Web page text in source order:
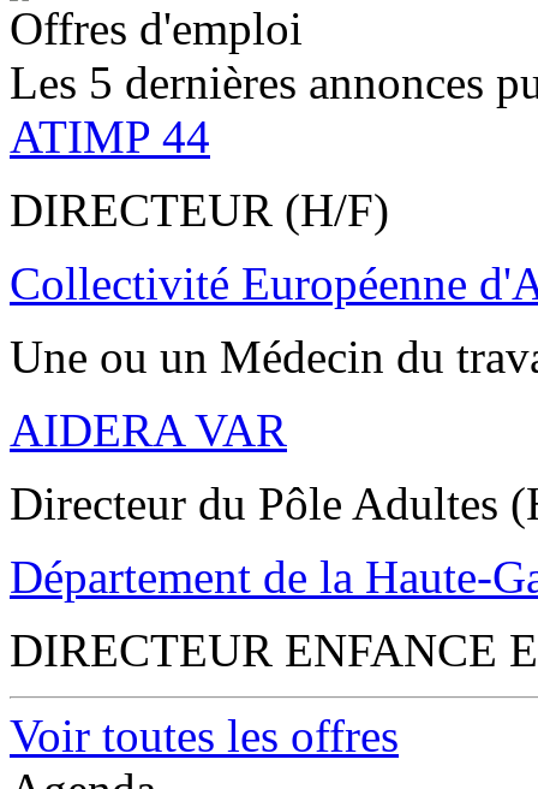
Offres d'emploi
Les 5 dernières annonces
ATIMP 44
DIRECTEUR (H/F)
Collectivité Européenne
Une ou un Médecin du
AIDERA VAR
Directeur du Pôle Adultes
Département de la Haute-
DIRECTEUR ENFANCE
Voir toutes les offres